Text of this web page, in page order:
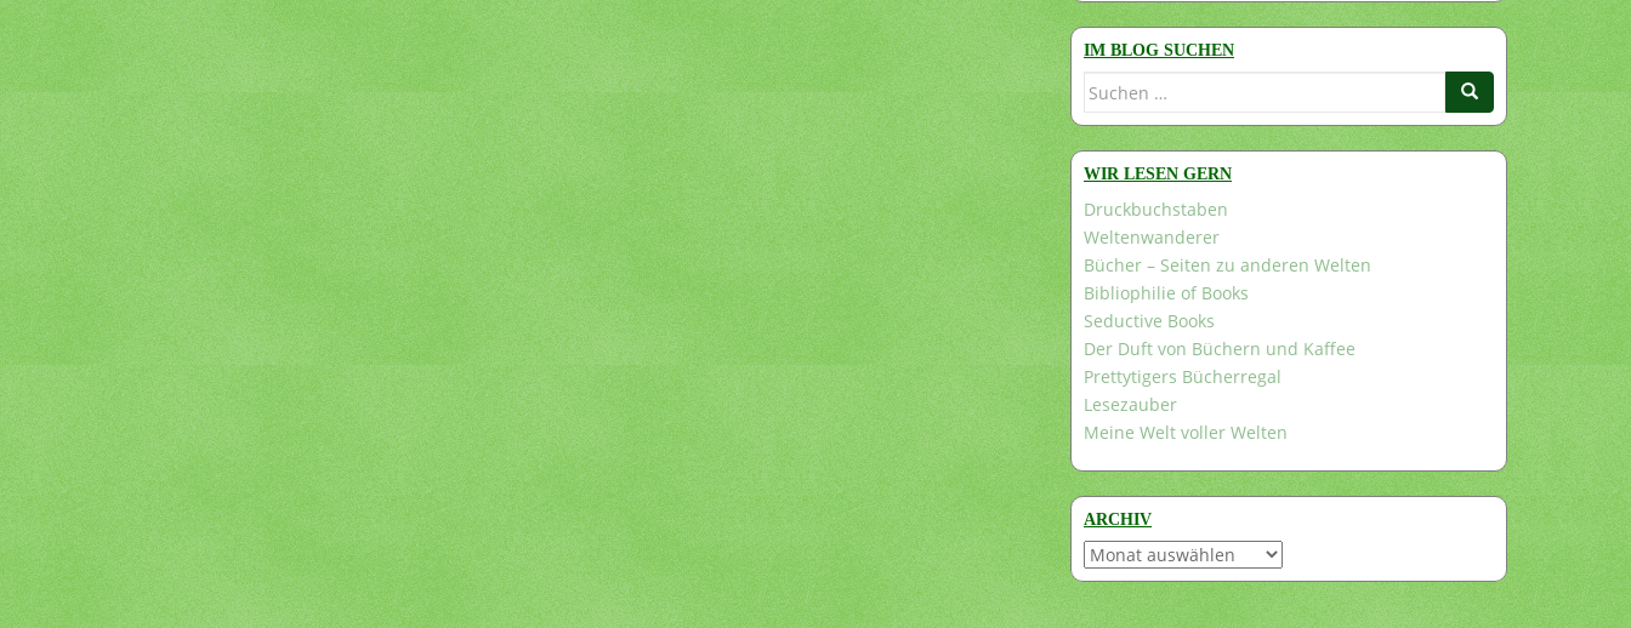
IM BLOG SUCHEN
Suchen
WIR LESEN GERN
Druckbuchstaben
Weltenwanderer
Bücher – Seiten zu anderen Welten
Bibliophilie of Books
Seductive Books
Der Duft von Büchern und Kaffee
Prettytigers Bücherregal
Lesezauber
Meine Welt voller Welten
ARCHIV
Archiv